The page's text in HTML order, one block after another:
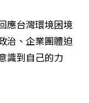
應台灣環境困境
治、企業團體迫
識到自己的力